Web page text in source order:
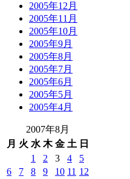
2005年12月
2005年11月
2005年10月
2005年9月
2005年8月
2005年7月
2005年6月
2005年5月
2005年4月
2007年8月
月 火 水 木 金 土 日
1
2 3 4
5
6
7 8 9 10 11 12